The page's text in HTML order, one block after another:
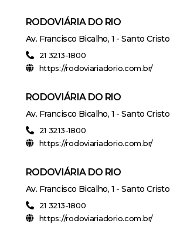
RODOVIÁRIA DO RIO
Av. Francisco Bicalho, 1 - Santo Cristo
21 3213-1800
https://rodoviariadorio.com.br/
RODOVIÁRIA DO RIO
Av. Francisco Bicalho, 1 - Santo Cristo
21 3213-1800
https://rodoviariadorio.com.br/
RODOVIÁRIA DO RIO
Av. Francisco Bicalho, 1 - Santo Cristo
21 3213-1800
https://rodoviariadorio.com.br/